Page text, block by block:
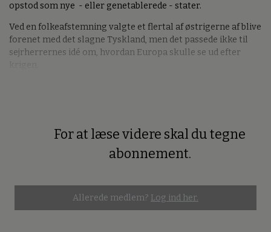
opstod som nye - eller genetablerede - stater.
Ved en folkeafstemning valgte et flertal af østrigerne af blive
forenet med det slagne Tyskland, men det passede ikke til
sejrherrernes idé om, hvordan Europa skulle se ud efter
For at læse videre skal du tegne
abonnement.
Allerede medlem? Log ind her.